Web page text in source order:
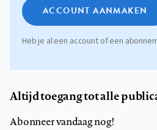
ACCOUNT AANMAKEN
Heb je al een account of een
Altijd toegang tot alle
Abonneer vandaag nog!